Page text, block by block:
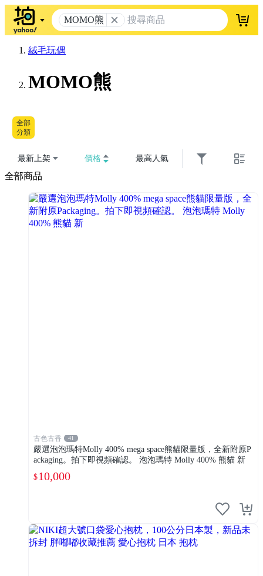
MOMO熊 登入
絨毛玩偶
MOMO熊
全部
分類
最新上架 價格 最高人氣
全部商品
古色古香 41
嚴選泡泡瑪特Molly 400% mega space熊貓限量版，全新附原P
ackaging。拍下即視頻確認。 泡泡瑪特 Molly 400% 熊貓 新
$10,000